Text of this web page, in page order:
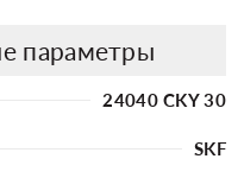
параметры
24040 CKY 30
SKF